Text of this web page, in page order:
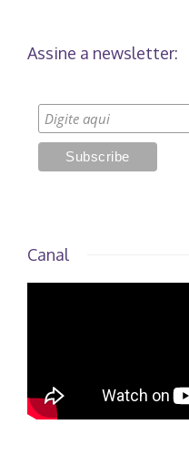
Assine a newsletter:
Canal